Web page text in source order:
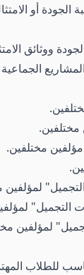
أو
ووثائق
مختلفين.
لمؤلفين
التجميل"
لمؤلفين
للطلاب